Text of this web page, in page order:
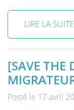
LIRE LA
[SAVE THE
Posté le 17 avril